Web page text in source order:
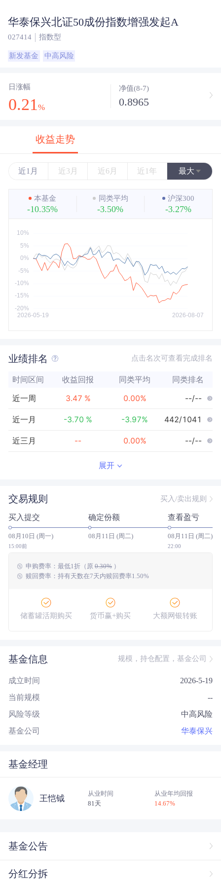
华泰保兴北证50成份指数增强发起A
027414 指数型
新发基金 中高风险
日涨幅
0.21 %
净值(8-7)
0.8965
收益走势
近1月 近3月 近6月 近1年 最大
近3年
近5年
本基金
-10.35%
同类平均
-3.50%
沪深300
-3.27%
业绩排名 点击名次可查看完成排名
时间区间 收益回报 同类平均 同类排名
近一周 3.47 % 0.00% --/--
近一月 -3.70 % -3.97% 442/1041
近三月 -- 0.00% --/--
近三年 --/--
近五年 -- 0.00% --/--
今年以来
成立以来 -10.35%
展开
交易规则 买入/卖出规则
买入提交
08月10日 (周一)
15:00前
确定份额
08月11日 (周二)
查看盈亏
08月11日 (周二)
22:00
申购费率： 最低1折（原 0.30%）
赎回费率：持有天数在7天内赎回费率1.50%
储蓄罐活期购买 货币赢+购买 大额网银转账
基金信息 规模，持仓配置，基金公司
成立时间 2026-5-19
当前规模 --
风险等级 中高风险
基金公司 华泰保兴
基金经理
王恺钺
从业时间
81天
从业年均回报
14.67%
基金公告
分红分拆